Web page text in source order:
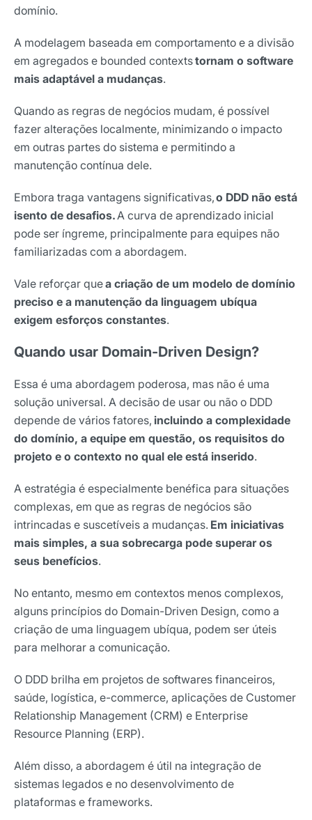
domínio.
A modelagem baseada em comportamento e a divisão
em agregados e bounded contextstornam o software
mais adaptável a mudanças.
Quando as regras de negócios mudam, é possível
fazer alterações localmente, minimizando o impacto
em outras partes do sistema e permitindo a
manutenção contínua dele.
Embora traga vantagens significativas,o DDD não está
isento de desafios. A curva de aprendizado inicial
pode ser íngreme, principalmente para equipes não
familiarizadas com a abordagem.
Vale reforçar quea criação de um modelo de domínio
preciso e a manutenção da linguagem ubíqua
exigem esforços constantes.
Quando usar Domain-Driven Design?
Essa é uma abordagem poderosa, mas não é uma
solução universal. A decisão de usar ou não o DDD
depende de vários fatores, incluindo a complexidade
do domínio, a equipe em questão, os requisitos do
projeto e o contexto no qual ele está inserido.
A estratégia é especialmente benéfica para situações
complexas, em que as regras de negócios são
intrincadas e suscetíveis a mudanças. Em iniciativas
mais simples, a sua sobrecarga pode superar os
seus benefícios.
No entanto, mesmo em contextos menos complexos,
alguns princípios do Domain-Driven Design, como a
criação de uma linguagem ubíqua, podem ser úteis
para melhorar a comunicação.
O DDD brilha em projetos de softwares financeiros,
saúde, logística, e-commerce, aplicações de Customer
Relationship Management (CRM) e Enterprise
Resource Planning (ERP).
Além disso, a abordagem é útil na integração de
sistemas legados e no desenvolvimento de
plataformas e frameworks.